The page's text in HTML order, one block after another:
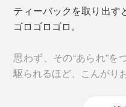
ティーバックを取り出す
ゴロゴロゴロ。
思わず、その“あられ”を
駆られるほど、こんがり